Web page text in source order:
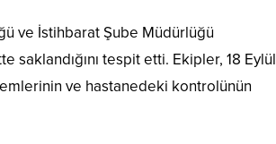
ve İstihbarat Şube Müdürlüğü
saklandığını tespit etti. Ekipler, 18 Eylül
ve hastanedeki kontrolünün